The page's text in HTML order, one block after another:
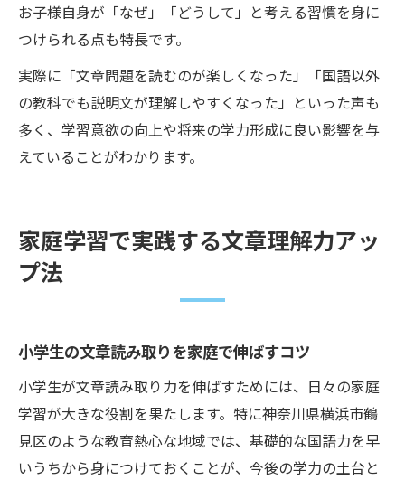
お子様自身が「なぜ」「どうして」と考える習慣を身に
つけられる点も特長です。
実際に「文章問題を読むのが楽しくなった」「国語以外
の教科でも説明文が理解しやすくなった」といった声も
多く、学習意欲の向上や将来の学力形成に良い影響を与
えていることがわかります。
家庭学習で実践する文章理解力アッ
プ法
小学生の文章読み取りを家庭で伸ばすコツ
小学生が文章読み取り力を伸ばすためには、日々の家庭
学習が大きな役割を果たします。特に神奈川県横浜市鶴
見区のような教育熱心な地域では、基礎的な国語力を早
いうちから身につけておくことが、今後の学力の土台と